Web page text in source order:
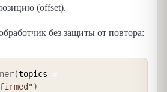
(offset).
без защиты от повтора:
(topics =
)